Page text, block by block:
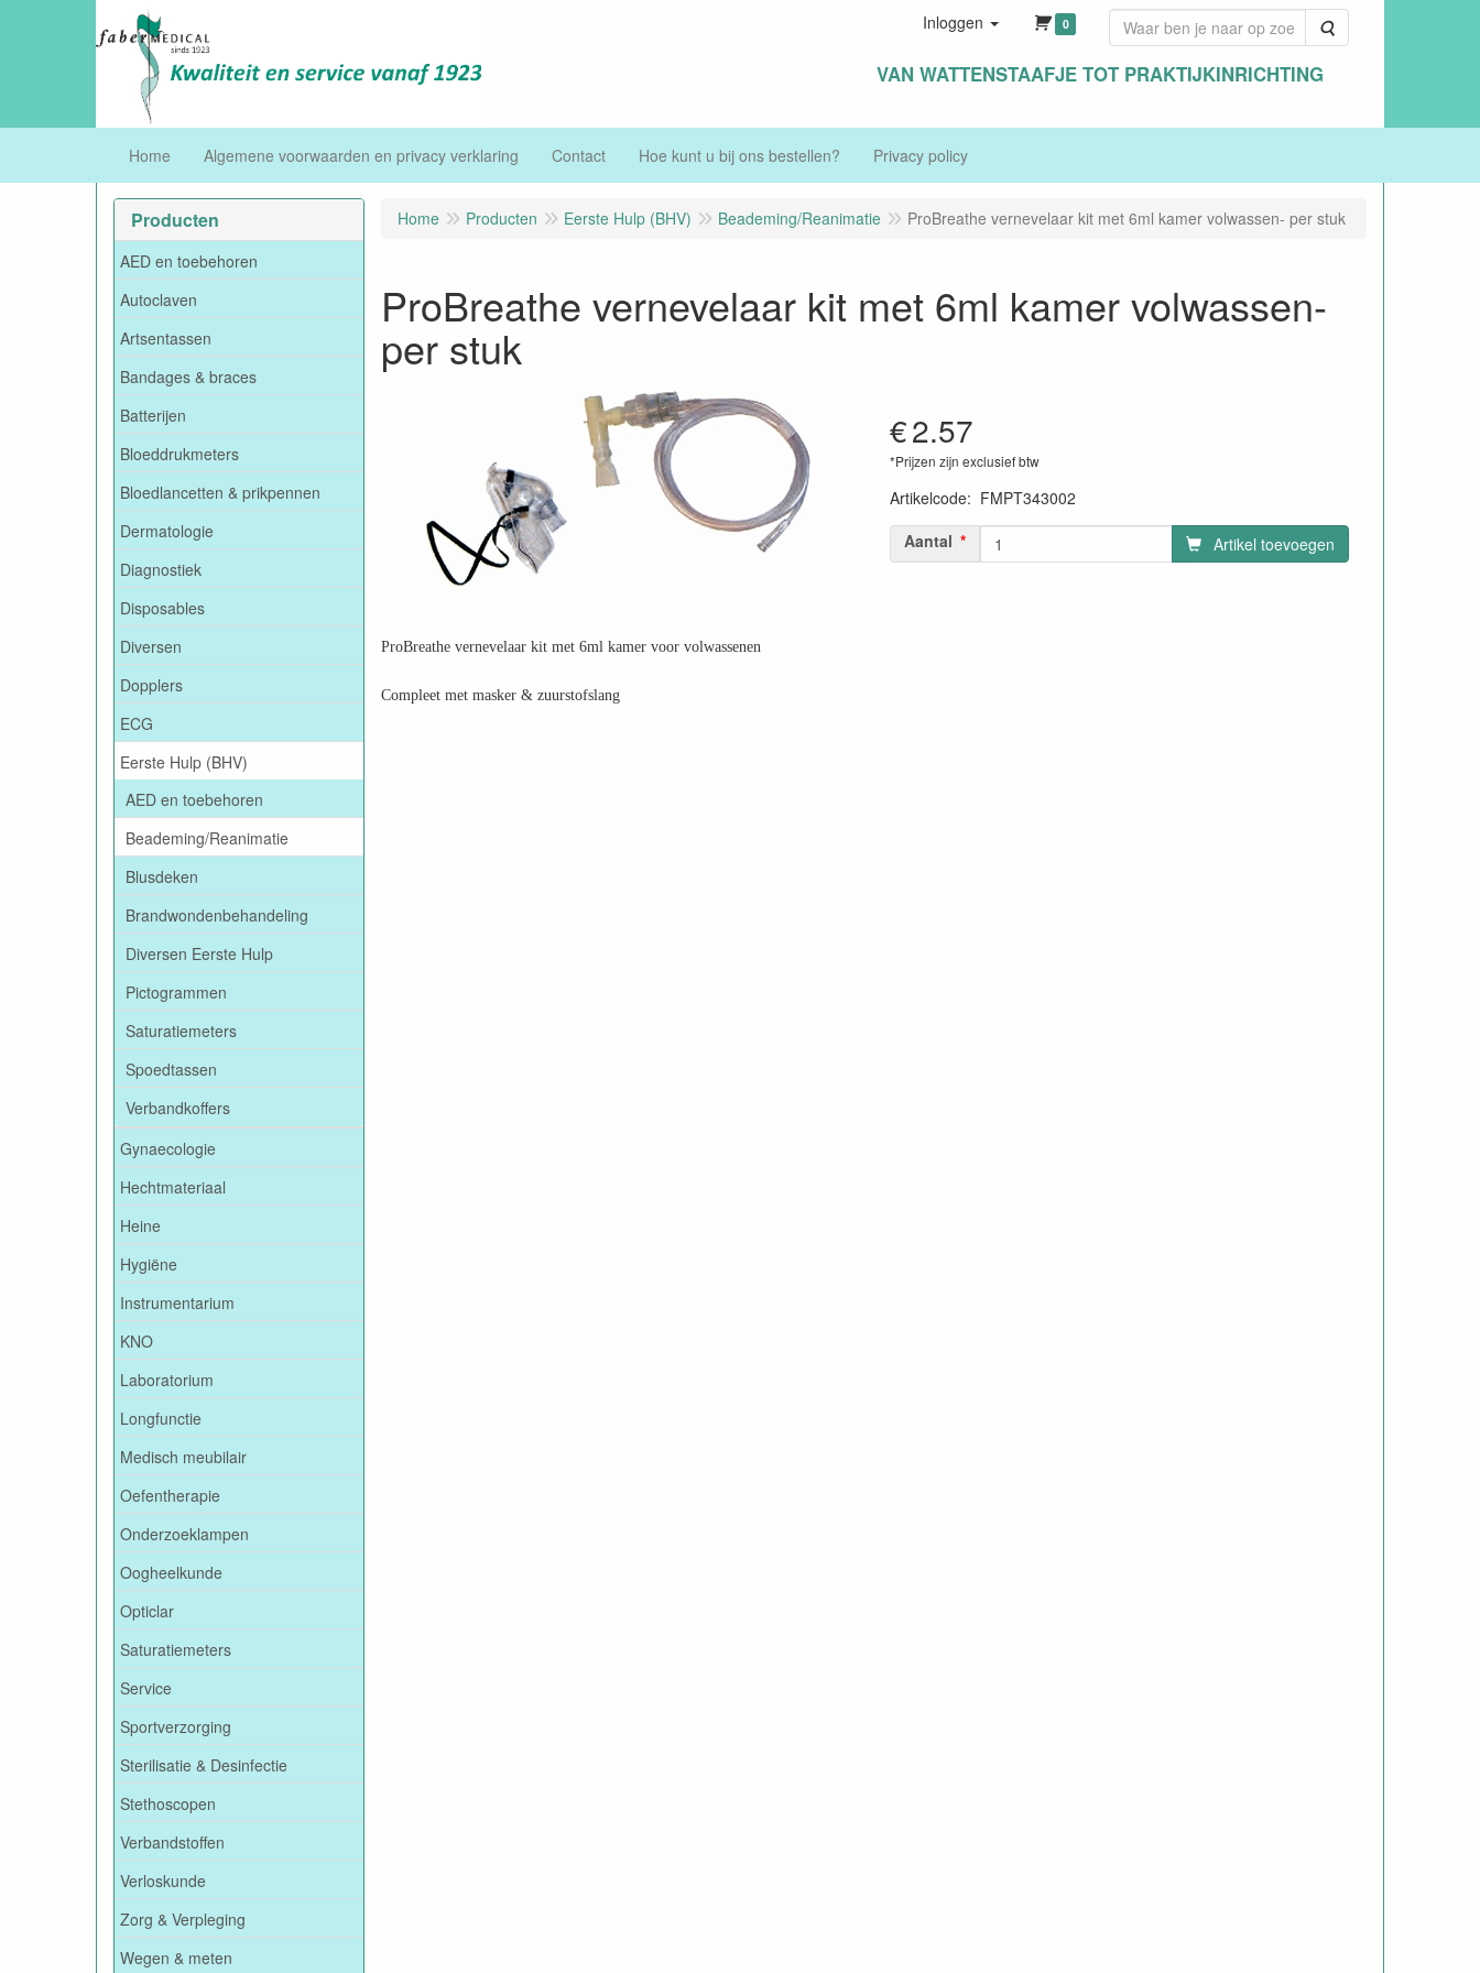
VAN WATTENSTAAFJE TOT PRAKTIJKINRICHTING
Inloggen 0 Zoeken
Home Algemene voorwaarden en privacy verklaring Contact Hoe kunt u bij ons bestellen? Privacy policy
Producten
AED en toebehoren
Autoclaven
Artsentassen
Bandages & braces
Batterijen
Bloeddrukmeters
Bloedlancetten & prikpennen
Dermatologie
Diagnostiek
Disposables
Diversen
Dopplers
ECG
Eerste Hulp (BHV)
AED en toebehoren
Beademing/Reanimatie
Blusdeken
Brandwondenbehandeling
Diversen Eerste Hulp
Pictogrammen
Saturatiemeters
Spoedtassen
Verbandkoffers
Gynaecologie
Hechtmateriaal
Heine
Hygiëne
Instrumentarium
KNO
Laboratorium
Longfunctie
Medisch meubilair
Oefentherapie
Onderzoeklampen
Oogheelkunde
Opticlar
Saturatiemeters
Service
Sportverzorging
Sterilisatie & Desinfectie
Stethoscopen
Verbandstoffen
Verloskunde
Zorg & Verpleging
Wegen & meten
Home Producten Eerste Hulp (BHV) Beademing/Reanimatie ProBreathe vernevelaar kit met 6ml kamer volwassen- per stuk
ProBreathe vernevelaar kit met 6ml kamer volwassen-
per stuk
€2.57
*Prijzen zijn exclusief btw
Artikelcode: FMPT343002
Aantal
Artikel toevoegen
ProBreathe vernevelaar kit met 6ml kamer voor volwassenen
Compleet met masker & zuurstofslang